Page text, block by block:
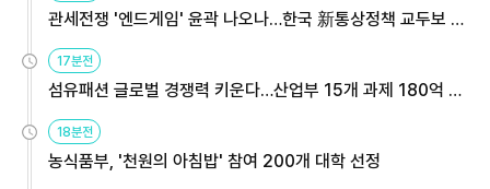
관세전쟁 '엔드게임' 윤곽 나오나…한국 新통상정책 교두보 활
용해야
17분전
섬유패션 글로벌 경쟁력 키운다…산업부 15개 과제 180억 지
원
18분전
농식품부, '천원의 아침밥' 참여 200개 대학 선정